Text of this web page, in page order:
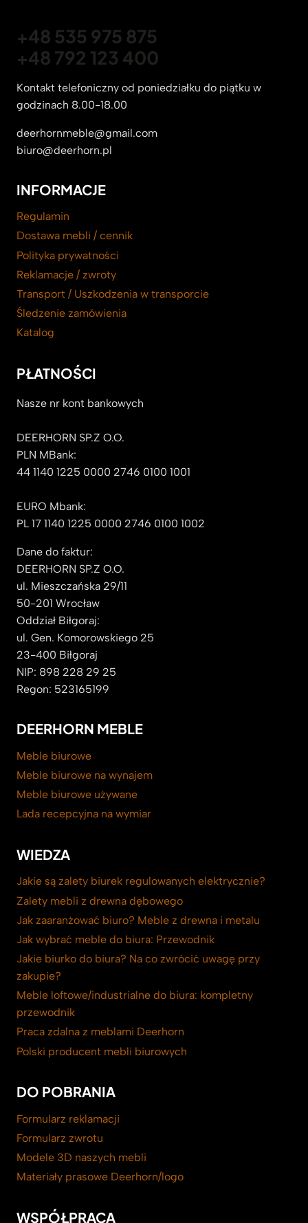
+48 535 975 875
+48 792 123 400
Kontakt telefoniczny od poniedziałku do piątku w
godzinach 8.00-18.00
deerhornmeble@gmail.com
biuro@deerhorn.pl
INFORMACJE
Regulamin
Dostawa mebli / cennik
Polityka prywatności
Reklamacje / zwroty
Transport / Uszkodzenia w transporcie
Śledzenie zamówienia
Katalog
PŁATNOŚCI
Nasze nr kont bankowych
DEERHORN SP.Z O.O.
PLN MBank:
44 1140 1225 0000 2746 0100 1001
EURO Mbank:
PL 17 1140 1225 0000 2746 0100 1002
Dane do faktur:
DEERHORN SP.Z O.O.
ul. Mieszczańska 29/11
50-201 Wrocław
Oddział Biłgoraj:
ul. Gen. Komorowskiego 25
23-400 Biłgoraj
NIP: 898 228 29 25
Regon: 523165199
DEERHORN MEBLE
Meble biurowe
Meble biurowe na wynajem
Meble biurowe używane
Lada recepcyjna na wymiar
WIEDZA
Jakie są zalety biurek regulowanych elektrycznie?
Zalety mebli z drewna dębowego
Jak zaaranżować biuro? Meble z drewna i metalu
Jak wybrać meble do biura: Przewodnik
Jakie biurko do biura? Na co zwrócić uwagę przy
zakupie?
Meble loftowe/industrialne do biura: kompletny
przewodnik
Praca zdalna z meblami Deerhorn
Polski producent mebli biurowych
DO POBRANIA
Formularz reklamacji
Formularz zwrotu
Modele 3D naszych mebli
Materiały prasowe Deerhorn/logo
WSPÓŁPRACA